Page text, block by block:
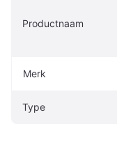
Productnaam
Merk
Type